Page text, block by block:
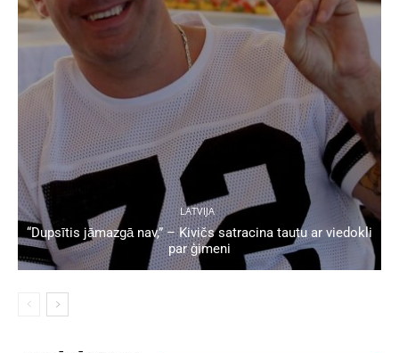
LATVIJA
“Dupsītis jāmazgā nav,” – Kivičs satracina tautu ar viedokli
par ģimeni